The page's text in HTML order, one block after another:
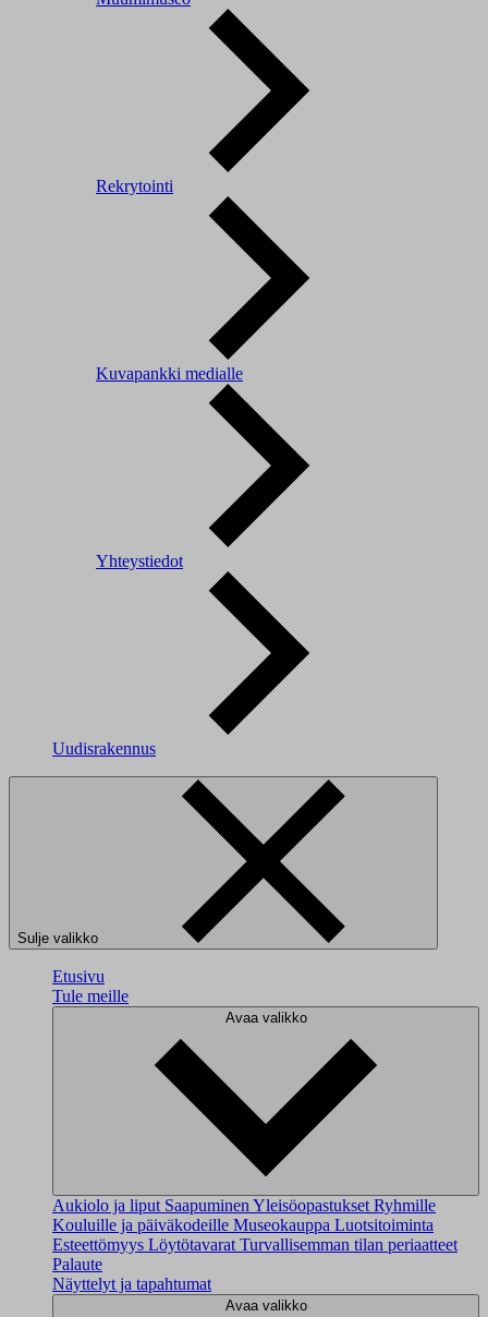
Rekrytointi
Kuvapankki medialle
Yhteystiedot
Uudisrakennus
Sulje valikko
Etusivu
Tule meille
Avaa valikko
Aukiolo ja liput Saapuminen Yleisöopastukset Ryhmille
Kouluille ja päiväkodeille Museokauppa Luotsitoiminta
Esteettömyys Löytötavarat Turvallisemman tilan periaatteet
Palaute
Näyttelyt ja tapahtumat
Avaa valikko